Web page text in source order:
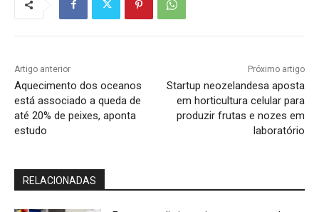
Artigo anterior
Aquecimento dos oceanos
está associado a queda de
até 20% de peixes, aponta
estudo
Próximo artigo
Startup neozelandesa aposta
em horticultura celular para
produzir frutas e nozes em
laboratório
RELACIONADAS